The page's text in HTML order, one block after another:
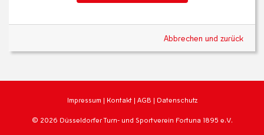
Abbrechen und zurück
Impressum | Kontakt | AGB | Datenschutz
© 2026 Düsseldorfer Turn- und Sportverein Fortuna 1895 e.V.